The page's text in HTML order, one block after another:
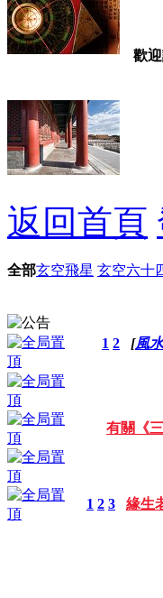
歡
返回首頁
全部玄空飛星 玄空六十
1 2 [風
有關《
1 2 3 緣生